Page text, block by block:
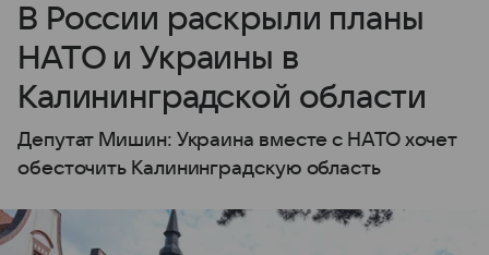
В России раскрыли планы
НАТО и Украины в
Калининградской области
Депутат Мишин: Украина вместе с НАТО хочет
обесточить Калининградскую область